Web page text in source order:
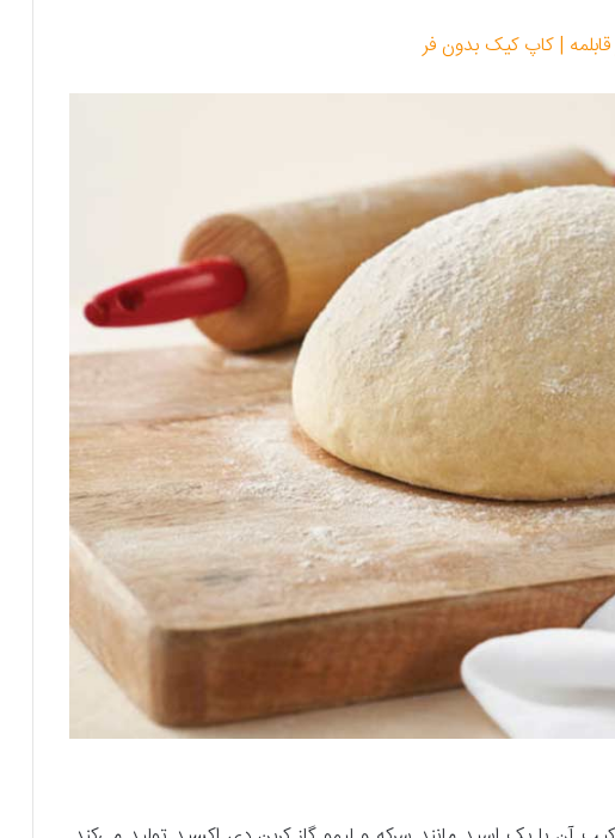
| کاپ کیک بدون فر